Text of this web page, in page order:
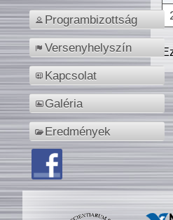
Programbizottság
Versenyhelyszín
Kapcsolat
Galéria
Eredmények